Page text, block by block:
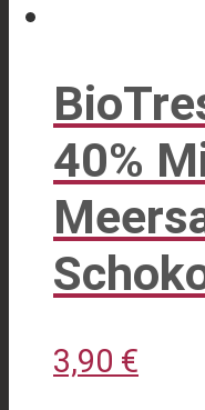
40%
3,90 €